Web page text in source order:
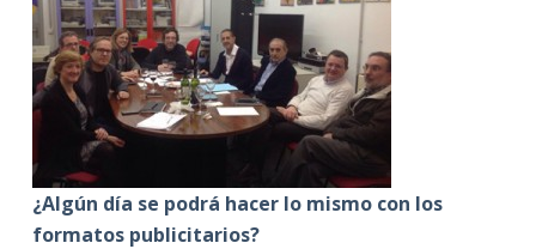
¿Algún día se podrá hacer lo mismo con los
formatos publicitarios?